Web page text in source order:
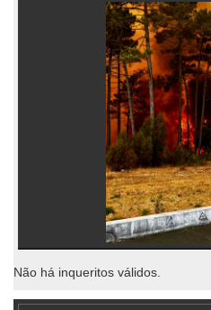
Não há inqueritos válidos.